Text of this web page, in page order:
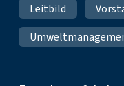
Leitbild